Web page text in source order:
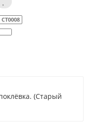
СТ0008
(Старый